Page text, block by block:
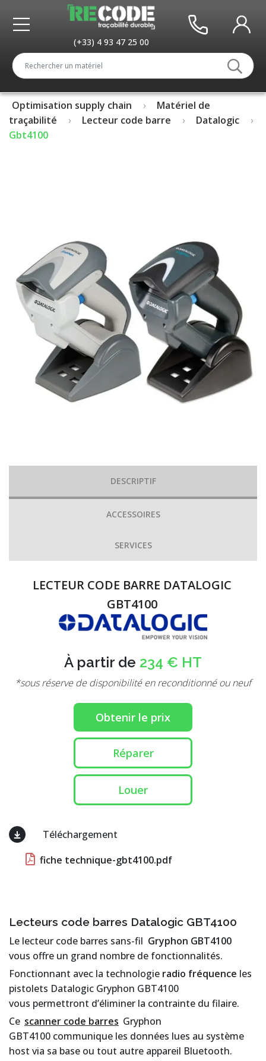
(+33) 4 93 47 25 00
Optimisation supply chain
Matériel de
traçabilité
Lecteur code barre
Datalogic
Gbt4100
DESCRIPTIF
ACCESSOIRES
SERVICES
LECTEUR CODE BARRE DATALOGIC
GBT4100
À partir de 234 € HT
*sous réserve de disponibilité en reconditionné ou neuf
Obtenir le prix
Réparer
Louer
Téléchargement
fiche technique-gbt4100.pdf
Lecteurs code barres Datalogic GBT4100
Le lecteur code barres sans-fil Gryphon GBT4100
vous offre un grand nombre de fonctionnalités.
Fonctionnant avec la technologie radio fréquence les
pistolets Datalogic Gryphon GBT4100
vous permettront d’éliminer la contrainte du filaire.
Ce scanner code barres Gryphon
GBT4100 communique les données lues au système
host via sa base ou tout autre appareil Bluetooth.